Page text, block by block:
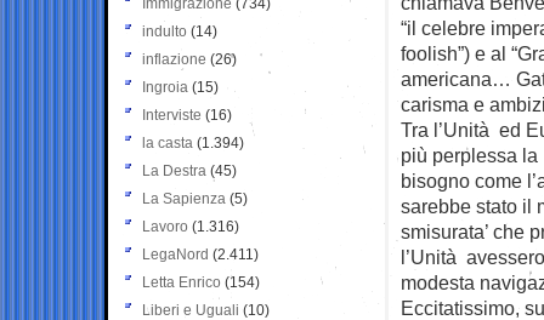
“il celebre
foolish”) e al
americana…
carisma e
Tra l’Unità ed
più perplessa la
bisogno come
sarebbe stato il
smisurata’ che
l’Unità
modesta
Eccitatissimo,
Immigrazione (734)
indulto (14)
inflazione (26)
Ingroia (15)
Interviste (16)
la casta (1.394)
La Destra (45)
La Sapienza (5)
Lavoro (1.316)
LegaNord (2.411)
Letta Enrico (154)
Liberi e Uguali (10)